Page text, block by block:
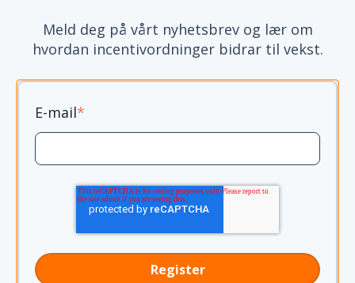
Meld deg på vårt nyhetsbrev og lær om
hvordan incentivordninger bidrar til vekst.
E-mail*